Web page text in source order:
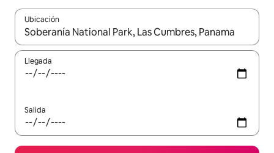
Ubicación
Cuando los resultados estén disponibles, navega con las
Llegada
Salida